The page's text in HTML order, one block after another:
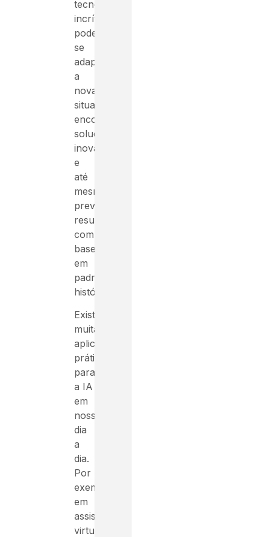
tecnologia
incrível
pode
se
adaptar
a
novas
situações,
encontrar
soluções
inovadoras
e
até
mesmo
prever
resultados
com
base
em
padrões
históricos.
Existem
muitas
aplicações
práticas
para
a IA
em
nosso
dia
a
dia.
Por
exemplo,
em
assistentes
virtuais